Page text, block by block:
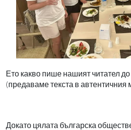
Ето какво пише нашият читател
(предаваме текста в автентичния
Докато цялата българска